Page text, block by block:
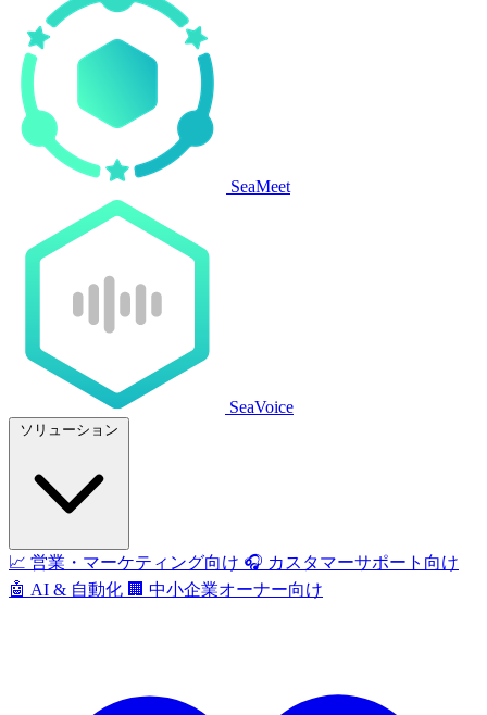
SeaMeet
SeaVoice
ソリューション
📈 営業・マーケティング向け 🎧 カスタマーサポート向け
🤖 AI & 自動化 🏢 中小企業オーナー向け